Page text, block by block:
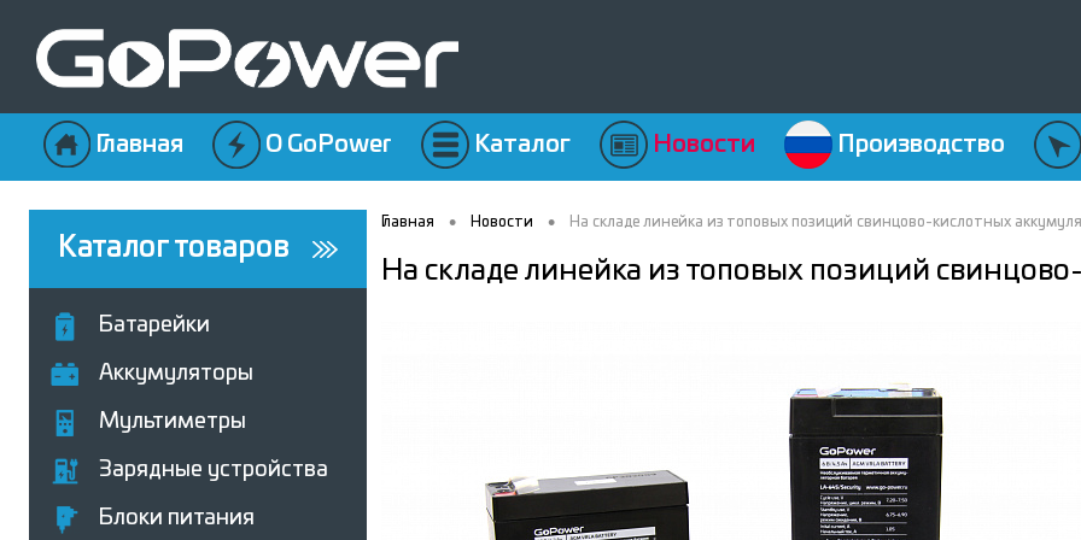
Главная О GoPower Каталог Новости Производство
Каталог товаров
Батарейки
Аккумуляторы
Мультиметры
Зарядные устройства
Блоки питания
Главная • Новости • На складе линейка из топовых позиций свинцово-кислотных
На складе линейка из топовых позиций